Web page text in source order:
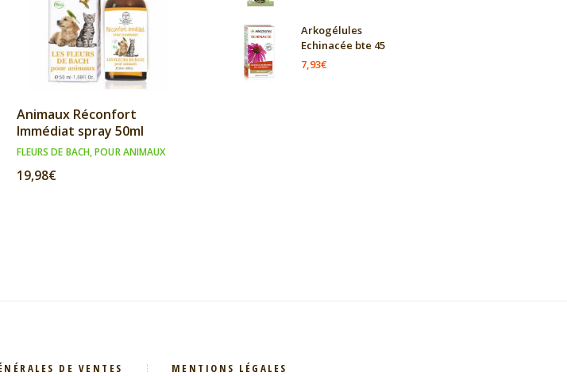
Animaux Réconfort
Immédiat spray 50ml
FLEURS DE BACH,POUR ANIMAUX
19,98€
Arkogélules
Echinacée bte 45
7,93€
DE VENTES MENTIONS LÉGALES